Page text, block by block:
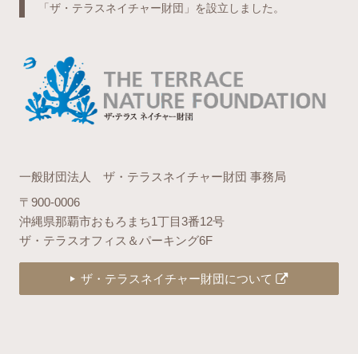
「ザ・テラスネイチャー財団」を設立しました。
一般財団法人 ザ・テラスネイチャー財団 事務局
〒900-0006
沖縄県那覇市おもろまち1丁目3番12号
ザ・テラスオフィス＆パーキング6F
ザ・テラスネイチャー財団について